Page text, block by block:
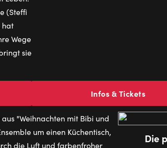
(Steffi
hat
Wege
sie
Infos & Tickets
Die